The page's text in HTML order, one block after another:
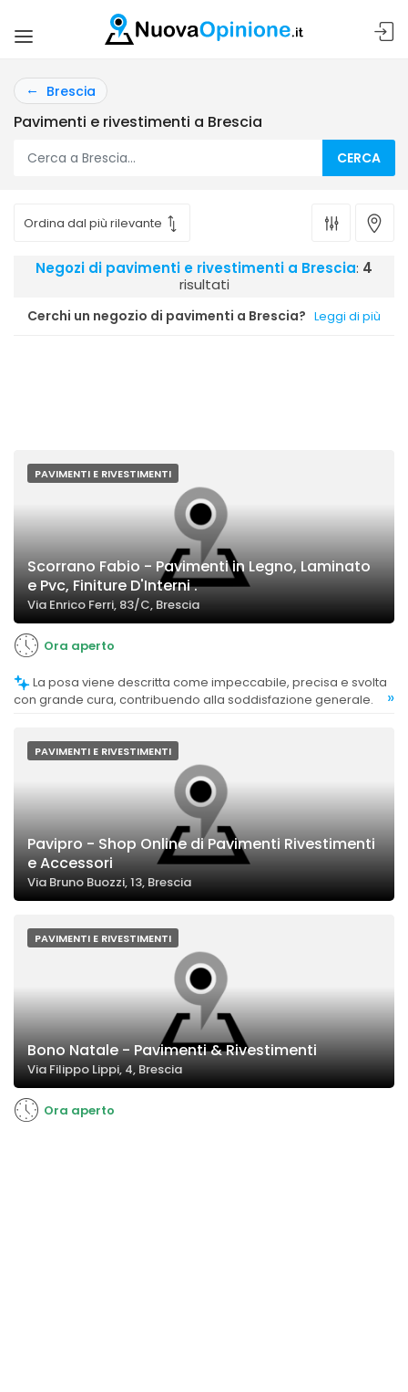
Brescia
Pavimenti e rivestimenti a Brescia
CERCA
Negozi di pavimenti e rivestimenti a Brescia: 4
risultati
Cerchi un negozio di pavimenti a Brescia? Leggi di più
PAVIMENTI E RIVESTIMENTI
Scorrano Fabio - Pavimenti in Legno, Laminato
e Pvc, Finiture D'Interni .
Via Enrico Ferri, 83/C, Brescia
Ora aperto
con grande cura, contribuendo alla soddisfazione generale.
»
PAVIMENTI E RIVESTIMENTI
Pavipro - Shop Online di Pavimenti Rivestimenti
e Accessori
Via Bruno Buozzi, 13, Brescia
PAVIMENTI E RIVESTIMENTI
Bono Natale - Pavimenti & Rivestimenti
Via Filippo Lippi, 4, Brescia
Ora aperto